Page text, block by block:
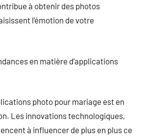
à obtenir des photos
l’émotion de votre
en matière d’applications
photo pour mariage est en
Les innovations technologiques,
à influencer de plus en plus ce